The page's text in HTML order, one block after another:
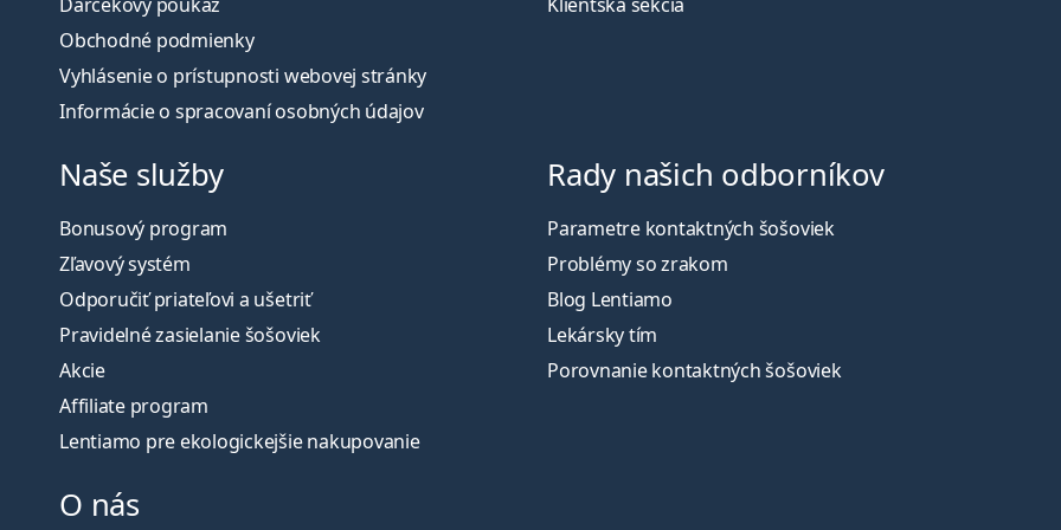
Obchodné podmienky
Vyhlásenie o prístupnosti webovej stránky
Informácie o spracovaní osobných údajov
Naše služby
Bonusový program
Zľavový systém
Odporučiť priateľovi a ušetriť
Pravidelné zasielanie šošoviek
Akcie
Affiliate program
Lentiamo pre ekologickejšie nakupovanie
Rady našich odborníkov
Parametre kontaktných šošoviek
Problémy so zrakom
Blog Lentiamo
Lekársky tím
Porovnanie kontaktných šošoviek
O nás